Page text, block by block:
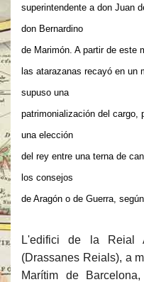
superintendente a don Juan
don Bernardino
de Marimón. A partir de este
las atarazanas recayó en un
supuso una
patrimonialización del cargo,
una elección
del rey entre una terna de
los consejos
de Aragón o de Guerra,
L'edifici de la Reial
(Drassanes Reials), a
Marítim de